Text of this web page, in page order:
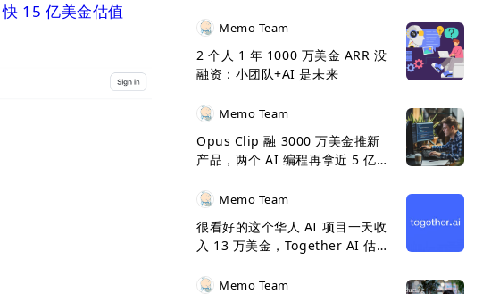
15 亿美金估值
Memo Team
2 个人 1 年 1000 万美金 ARR 没
融资：小团队+AI 是未来
Memo Team
Opus Clip 融 3000 万美金推新
产品，两个 AI 编程再拿近 5 亿
Memo Team
很看好的这个华人 AI 项目一天收
入 13 万美金，Together AI 估
Memo Team